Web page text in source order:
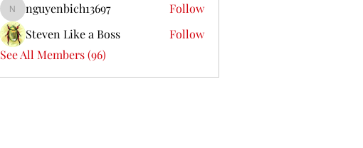
nguyenbich13697
nguyenbich13697
Follow
Steven Like a Boss
Follow
See All Members (96)